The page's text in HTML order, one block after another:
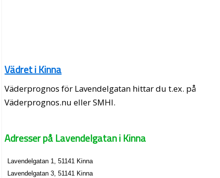
Vädret i Kinna
Väderprognos för Lavendelgatan hittar du t.ex. på
Väderprognos.nu eller SMHI.
Adresser på Lavendelgatan i Kinna
Lavendelgatan 1, 51141 Kinna
Lavendelgatan 3, 51141 Kinna